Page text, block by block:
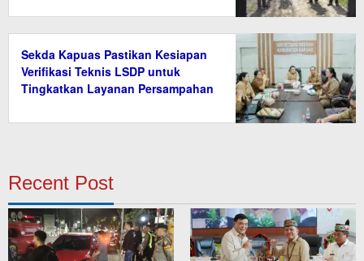
Sekda Kapuas Pastikan Kesiapan
Verifikasi Teknis LSDP untuk
Tingkatkan Layanan Persampahan
Recent Post